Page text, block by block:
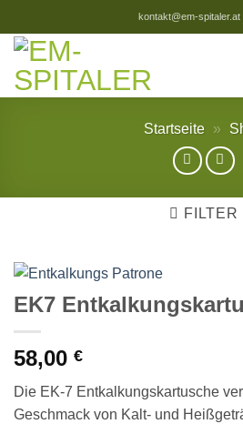
Inhalt
springen
kontakt@em-spitaler.at
Startseite »
FILTER
EK7
58,00 €
Die EK-7 Entkalkungskartusche
Geschmack von Kalt- und